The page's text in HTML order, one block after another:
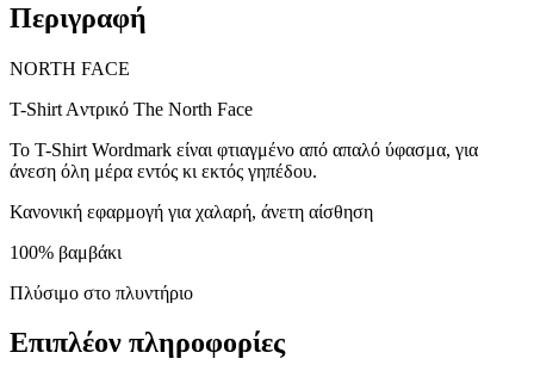
Περιγραφή
NORTH FACE
T-Shirt Aντρικό The North Face
Το T-Shirt Wordmark είναι φτιαγμένο από απαλό ύφασμα, για
άνεση όλη μέρα εντός κι εκτός γηπέδου.
Κανονική εφαρμογή για χαλαρή, άνετη αίσθηση
100% βαμβάκι
Πλύσιμο στο πλυντήριο
Επιπλέον πληροφορίες